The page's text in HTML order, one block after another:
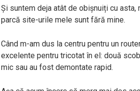
Și suntem deja atât de obișnuiți cu
parcă site-urile mele sunt fără mine.
Când m-am dus la centru pentru un
excelente pentru tricotat în el: două
mic sau au fost demontate rapid.